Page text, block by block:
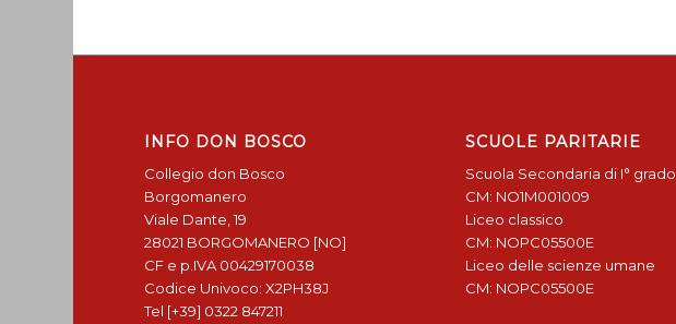
INFO DON BOSCO
Collegio don Bosco
Borgomanero
Viale Dante, 19
28021 BORGOMANERO [NO]
CF e p.IVA 00429170038
Codice Univoco: X2PH38J
Tel [+39] 0322 847211
SCUOLE PARITARIE
Scuola Secondaria di I° grado
CM: NO1M001009
Liceo classico
CM: NOPC05500E
Liceo delle scienze umane
CM: NOPC05500E